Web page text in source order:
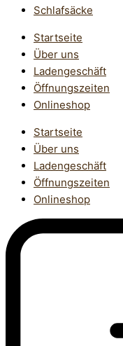
Schlafsäcke
Startseite
Über uns
Ladengeschäft
Öffnungszeiten
Onlineshop
Startseite
Über uns
Ladengeschäft
Öffnungszeiten
Onlineshop